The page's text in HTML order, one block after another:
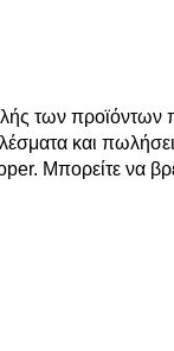
των προϊόντων
και
Μπορείτε να